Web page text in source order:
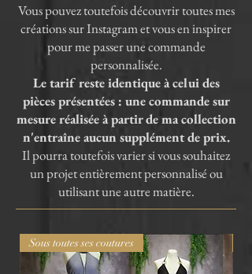
Vous pouvez toutefois découvrir toutes mes
créations sur Instagram et vous en inspirer
pour me passer une commande
personnalisée.
Le tarif reste identique à celui des
pièces présentées : une commande sur
mesure réalisée à partir de ma collection
n'entraîne aucun supplément de prix.
Il pourra toutefois varier si vous souhaitez
un projet entièrement personnalisé ou
utilisant une autre matière.
Sous toutes ses coutures